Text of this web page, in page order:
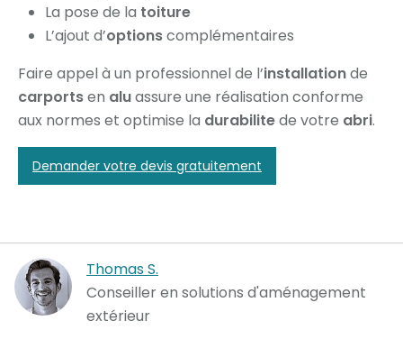
La pose de la toiture
L’ajout d’optionscomplémentaires
Faire appel à un professionnel de l’installationde
carportsen aluassure une réalisation conforme
aux normes et optimise la durabilitede votre abri.
Demander votre devis gratuitement
Thomas S.
Conseiller en solutions d'aménagement
extérieur